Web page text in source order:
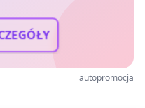
autopromocja